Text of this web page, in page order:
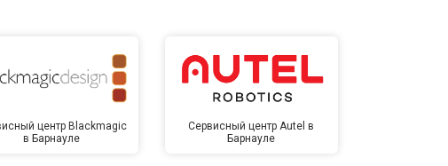
центр Blackmagic
в Барнауле
Сервисный центр Autel в
Барнауле